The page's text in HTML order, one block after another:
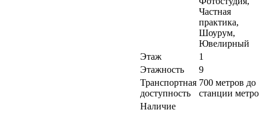
Частная
практика,
Шоурум,
Ювелирный
Этаж
1
Этажность
9
Транспортная
доступность
700 метров до
станции метро
Наличие